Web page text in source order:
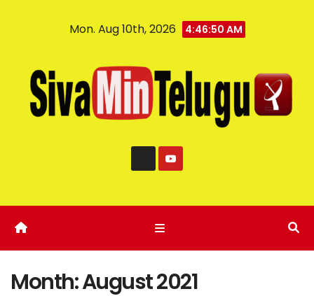
Mon. Aug 10th, 2026 4:46:51 AM
Month:August 2021